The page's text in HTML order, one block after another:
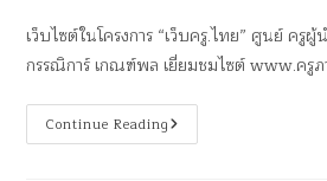
เว็บไซต์ในโครงการ “เว็บครู.ไทย” ศูนย์ ครู
กรรณิการ์ เกณฑ์พล เยี่ยมชมไซต์ www.ครูภ
Continue Reading